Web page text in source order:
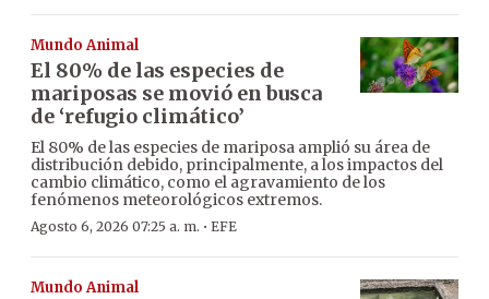
Mundo Animal
El 80% de las especies de
mariposas se movió en busca
de ‘refugio climático’
El 80% de las especies de mariposa amplió su área de
distribución debido, principalmente, a los impactos del
cambio climático, como el agravamiento de los
fenómenos meteorológicos extremos.
Agosto 6, 2026 07:25 a. m. · EFE
Mundo Animal